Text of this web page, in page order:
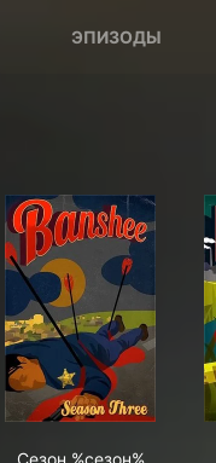
ЭПИЗОДЫ
Сезон %сезон%